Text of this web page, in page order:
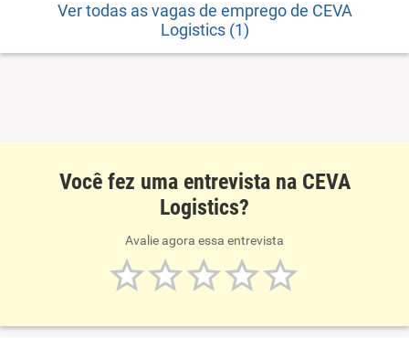
Ver todas as vagas de emprego de CEVA
Logistics (1)
Você fez uma entrevista na CEVA
Logistics?
Avalie agora essa entrevista